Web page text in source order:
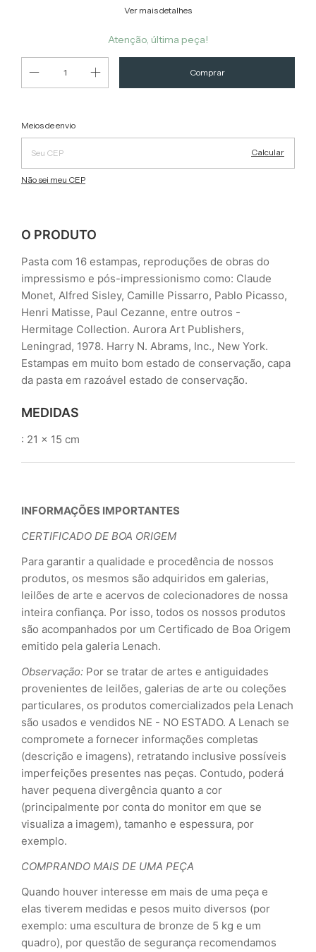
Ver mais detalhes
Atenção, última peça!
Entregas para o CEP:
Meios de envio
Calcular
Não sei meu CEP
O PRODUTO
Pasta com 16 estampas, reproduções de obras do
impressismo e pós-impressionismo como: Claude
Monet, Alfred Sisley, Camille Pissarro, Pablo Picasso,
Henri Matisse, Paul Cezanne, entre outros -
Hermitage Collection. Aurora Art Publishers,
Leningrad, 1978. Harry N. Abrams, Inc., New York.
Estampas em muito bom estado de conservação, capa
da pasta em razoável estado de conservação.
MEDIDAS
: 21 x 15 cm
INFORMAÇÕES IMPORTANTES
CERTIFICADO DE BOA ORIGEM
Para garantir a qualidade e procedência de nossos
produtos, os mesmos são adquiridos em galerias,
leilões de arte e acervos de colecionadores de nossa
inteira confiança. Por isso, todos os nossos produtos
são acompanhados por um Certificado de Boa Origem
emitido pela galeria Lenach.
Observação: Por se tratar de artes e antiguidades
provenientes de leilões, galerias de arte ou coleções
particulares, os produtos comercializados pela Lenach
são usados e vendidos NE - NO ESTADO. A Lenach se
compromete a fornecer informações completas
(descrição e imagens), retratando inclusive possíveis
imperfeições presentes nas peças. Contudo, poderá
haver pequena divergência quanto a cor
(principalmente por conta do monitor em que se
visualiza a imagem), tamanho e espessura, por
exemplo.
COMPRANDO MAIS DE UMA PEÇA
Quando houver interesse em mais de uma peça e
elas tiverem medidas e pesos muito diversos (por
exemplo: uma escultura de bronze de 5 kg e um
quadro), por questão de segurança recomendamos